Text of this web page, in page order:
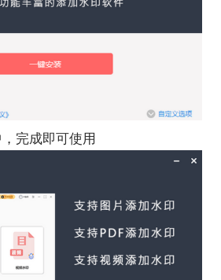
添加水印还可以在照片上标
信息，便于后续整理和分类。适
完成即可使用